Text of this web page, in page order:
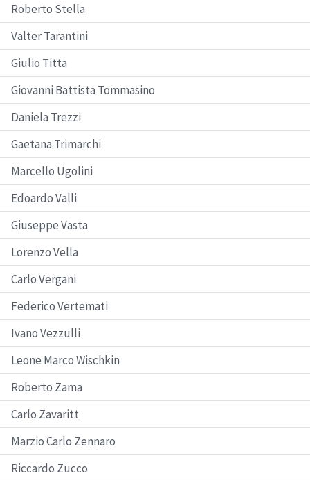
Roberto Stella
Valter Tarantini
Giulio Titta
Giovanni Battista Tommasino
Daniela Trezzi
Gaetana Trimarchi
Marcello Ugolini
Edoardo Valli
Giuseppe Vasta
Lorenzo Vella
Carlo Vergani
Federico Vertemati
Ivano Vezzulli
Leone Marco Wischkin
Roberto Zama
Carlo Zavaritt
Marzio Carlo Zennaro
Riccardo Zucco